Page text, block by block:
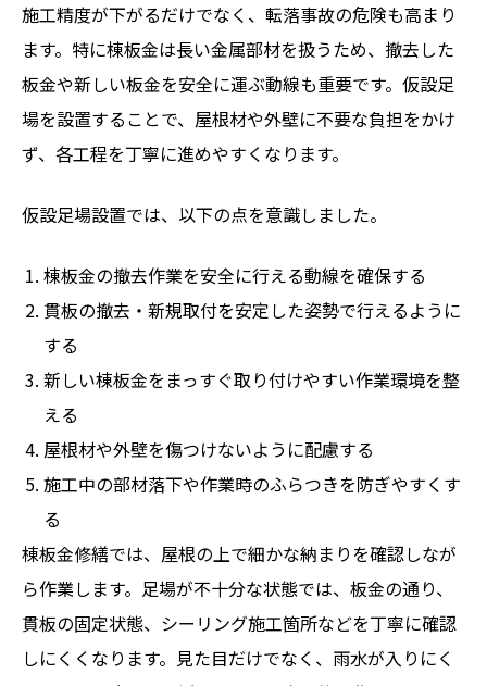
施工精度が下がるだけでなく、転落事故の危険も高まり
ます。特に棟板金は長い金属部材を扱うため、撤去した
板金や新しい板金を安全に運ぶ動線も重要です。仮設足
場を設置することで、屋根材や外壁に不要な負担をかけ
ず、各工程を丁寧に進めやすくなります。
仮設足場設置では、以下の点を意識しました。
棟板金の撤去作業を安全に行える動線を確保する
貫板の撤去・新規取付を安定した姿勢で行えるように
する
新しい棟板金をまっすぐ取り付けやすい作業環境を整
える
屋根材や外壁を傷つけないように配慮する
施工中の部材落下や作業時のふらつきを防ぎやすくす
る
棟板金修繕では、屋根の上で細かな納まりを確認しなが
ら作業します。足場が不十分な状態では、板金の通り、
貫板の固定状態、シーリング施工箇所などを丁寧に確認
しにくくなります。見た目だけでなく、雨水が入りにく